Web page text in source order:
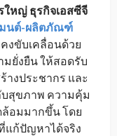
ใหญ่ ธุรกิจเอสซีจี
มนต์-ผลิตภัณฑ์
คงขับเคลื่อนด้วย
ยั่งยืน ให้สอดรับ
างประชากร และ
สุขภาพ ความคุ้ม
อมมากขึ้น โดย
แก้ปัญหาได้จริง